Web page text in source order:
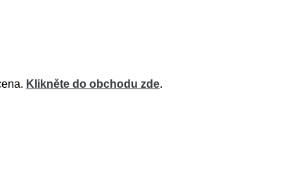
Klikněte do obchodu zde.